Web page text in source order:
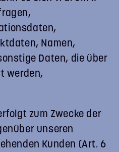
Namen,
Daten, die über
werden,
zum Zwecke der
unseren
Kunden (Art. 6